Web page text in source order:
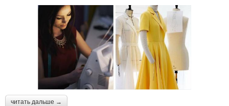
читать дальше →